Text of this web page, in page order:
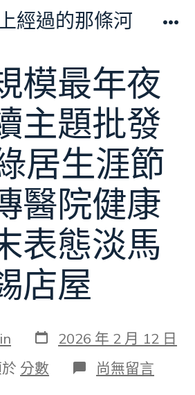
經過的那條河
模最年夜
主題批發
居生涯節
醫院健康
表態淡馬
店屋
發
表
日
期
2026 年 2 月 12 日
分數 在
〈當
尚無留言